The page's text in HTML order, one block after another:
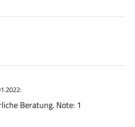
Beratung. Note: 1